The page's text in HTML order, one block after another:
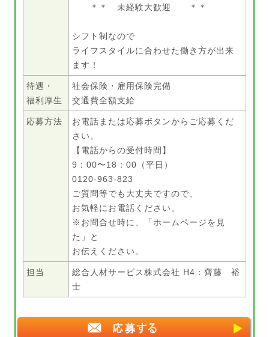
＊＊ 未経験大歓迎 ＊＊
シフト制なので
ライフスタイルに合わせた働き方が出来
ます！
待遇・
福利厚生
社会保険・雇用保険完備
交通費全額支給
応募方法
お電話または応募ボタンからご応募くだ
さい。
【電話からの受付時間】
9：00〜18：00（平日）
0120-963-823
ご質問等でも大丈夫ですので、
お気軽にお電話ください。
※お問合せ時に、「ホームページを見
た」と
お伝えください。
担当
総合人材サービス株式会社 H4：齊藤 裕
士